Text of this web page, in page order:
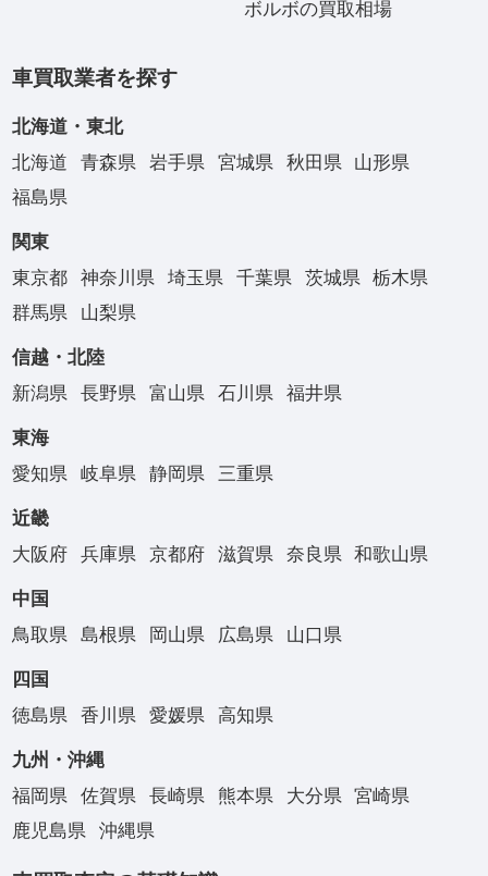
ボルボの買取相場
車買取業者を探す
北海道・東北
北海道
青森県 岩手県 宮城県 秋田県
山形県
福島県
関東
東京都
神奈川県 埼玉県 千葉県 茨城県
栃木県
群馬県
山梨県
信越・北陸
新潟県
長野県 富山県 石川県 福井県
東海
愛知県
岐阜県 静岡県 三重県
近畿
大阪府
兵庫県 京都府 滋賀県 奈良県 和歌山県
中国
鳥取県
島根県 岡山県 広島県 山口県
四国
徳島県
香川県 愛媛県 高知県
九州・沖縄
福岡県
佐賀県 長崎県 熊本県 大分県
宮崎県
鹿児島県
沖縄県